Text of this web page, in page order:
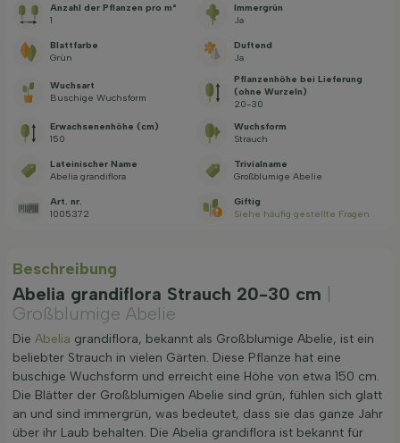
Anzahl der Pflanzen pro m²
1
Immergrün
Ja
Blattfarbe
Grün
Duftend
Ja
Wuchsart
Buschige Wuchsform
Pflanzenhöhe bei Lieferung
(ohne Wurzeln)
20-30
Erwachsenenhöhe (cm)
150
Wuchsform
Strauch
Lateinischer Name
Abelia grandiflora
Trivialname
Großblumige Abelie
Art. nr.
1005372
Giftig
Siehe häufig gestellte Fragen
Beschreibung
Abelia grandiflora Strauch 20-30 cm
Großblumige Abelie
Die Abelia grandiflora, bekannt als Großblumige Abelie, ist ein
beliebter Strauch in vielen Gärten. Diese Pflanze hat eine
buschige Wuchsform und erreicht eine Höhe von etwa 150 cm.
Die Blätter der Großblumigen Abelie sind grün, fühlen sich glatt
an und sind immergrün, was bedeutet, dass sie das ganze Jahr
über ihr Laub behalten. Die Abelia grandiflora ist bekannt für